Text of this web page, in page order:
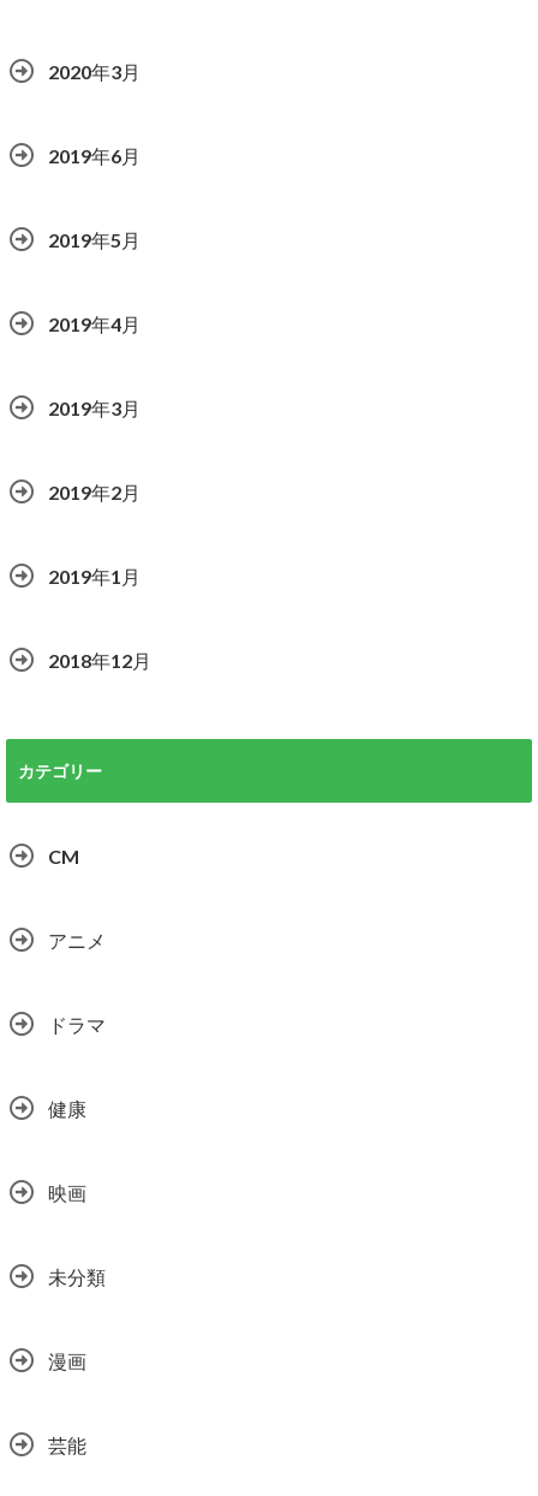
2020年3月
2019年6月
2019年5月
2019年4月
2019年3月
2019年2月
2019年1月
2018年12月
カテゴリー
CM
アニメ
ドラマ
健康
映画
未分類
漫画
芸能